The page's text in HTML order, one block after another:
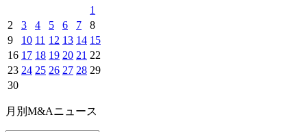
1
2
3 4 5 6 7
8
9
10 11 12 13 14 15
16 17 18 19 20 21 22
23 24 25 26 27 28 29
30
月別M&Aニュース